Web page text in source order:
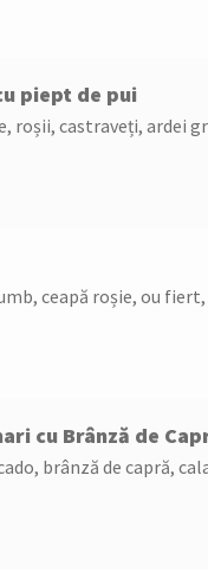
piept de pui
roșii, castraveți, ardei
ceapă roșie, ou
cu Brânză de
brânză de capră,